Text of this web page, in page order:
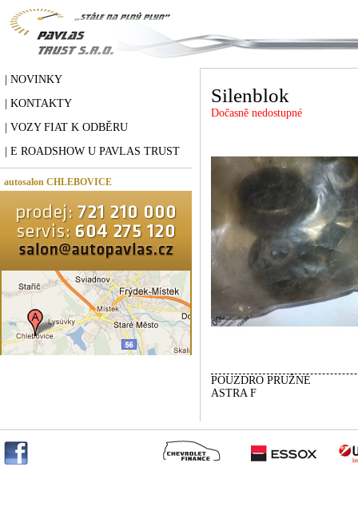
| NOVINKY
| KONTAKTY
| VOZY FIAT K ODBĚRU
| E ROADSHOW U PAVLAS TRUST
autosalon CHLEBOVICE
Silenblok
Dočasně nedostupné
POUZDRO PRUŽNÉ
ASTRA F